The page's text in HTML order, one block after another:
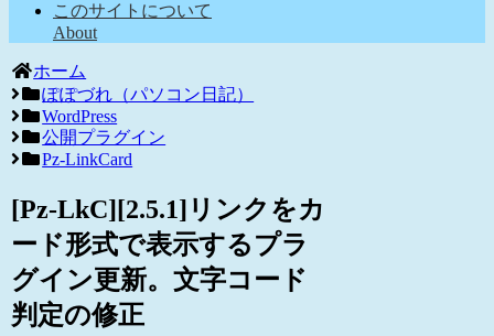
このサイトについて
About
ホーム
ぽぽづれ（パソコン日記）
WordPress
公開プラグイン
Pz-LinkCard
[Pz-LkC][2.5.1]リンクをカ
ード形式で表示するプラ
グイン更新。文字コード
判定の修正